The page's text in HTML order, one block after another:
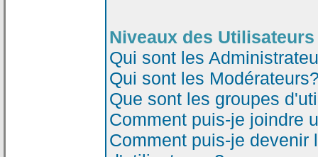
Niveaux des
Qui sont les
Qui sont les
Que sont les groupes
Comment puis-je joindre
Comment puis-je devenir